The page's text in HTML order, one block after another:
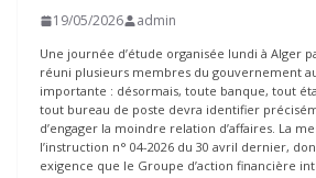
19/05/2026 admin
Une journée d’étude organisée lundi à Alger
réuni plusieurs membres du gouvernement
importante : désormais, toute banque, tout
tout bureau de poste devra identifier
d’engager la moindre relation d’affaires. La
l’instruction n° 04-2026 du 30 avril dernier,
exigence que le Groupe d’action financière